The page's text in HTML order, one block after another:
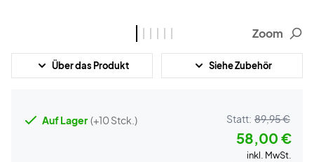
Zoom
Über das Produkt Siehe Zubehör
Auf Lager (+10 Stck.) Statt: 89,95 €
58,00 €
inkl. MwSt.